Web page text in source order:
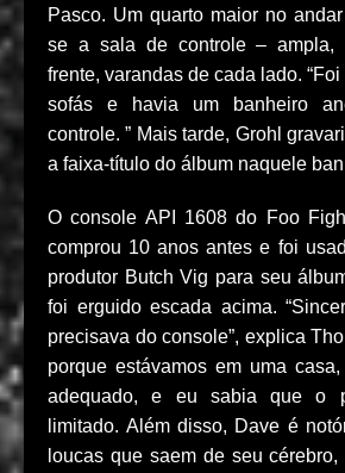
Pasco. Um quarto maior no
se a sala de controle – ampla,
frente, varandas de cada lado.
sofás e havia um banheiro
controle. ” Mais tarde, Grohl
a faixa-título do álbum naquele
O console API 1608 do Foo
comprou 10 anos antes e foi
produtor Butch Vig para seu
foi erguido escada acima.
precisava do console”, explica
porque estávamos em uma
adequado, e eu sabia que o
limitado. Além disso, Dave é
loucas que saem de seu